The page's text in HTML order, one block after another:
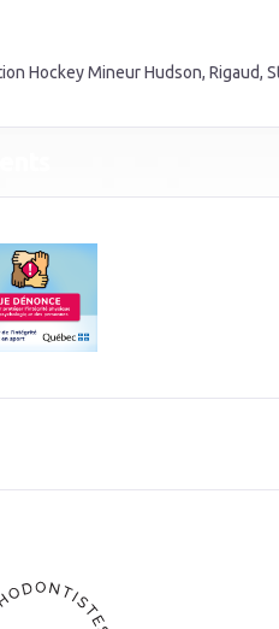
Hockey Mineur Hudson, Rigaud,